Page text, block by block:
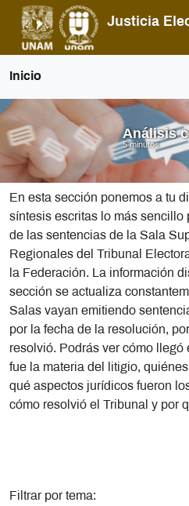
Justicia
Inicio
Análisis
5 minutos
En esta sección ponemos a tu
síntesis escritas lo más sencillo
de las sentencias de la Sala
Regionales del Tribunal
la Federación. La información
sección se actualiza
Salas vayan emitiendo
por la fecha de la resolución,
resolvió. Podrás ver cómo llegó
fue la materia del litigio,
qué aspectos jurídicos fueron
cómo resolvió el Tribunal y por
Filtrar por tema: